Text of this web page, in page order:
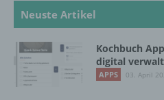
Neuste Artikel
Kochbuch
digital
APPS 03. April
kulturellen oder